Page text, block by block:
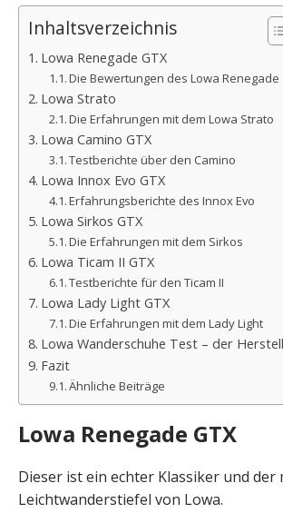
Inhaltsverzeichnis
Lowa Renegade GTX
Die Bewertungen des Lowa Renegade
Lowa Strato
Die Erfahrungen mit dem Lowa Strato
Lowa Camino GTX
Testberichte über den Camino
Lowa Innox Evo GTX
Erfahrungsberichte des Innox Evo
Lowa Sirkos GTX
Die Erfahrungen mit dem Sirkos
Lowa Ticam II GTX
Testberichte für den Ticam II
Lowa Lady Light GTX
Die Erfahrungen mit dem Lady Light
Lowa Wanderschuhe Test – der
Fazit
Ähnliche Beiträge
Lowa Renegade GTX
Dieser ist ein echter Klassiker und
Leichtwanderstiefel von Lowa.